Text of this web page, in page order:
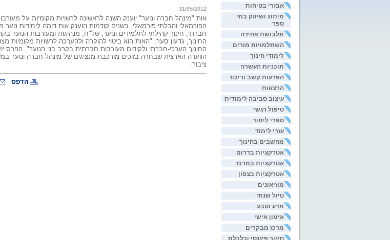
אבזרי בטיחות
מיתוג ושיווק בתי
ספר
תלבושת אחידה
השתלמויות מורים
לימודי חינוך
תוכניות העשרה
הפרעות קשב וריכוז
הרצאות
עיצוב סביבה לימודית
טיפול רגשי
ספרי לימוד
עזרי לימוד
מחשבים בחינוך
אטרקציות בדרום
אטרקציות במרכז
אטרקציות בצפון
מוזיאונים
טיול שנתי
מדע וטבע
אימון אישי
מרכז מבקרים
חינוך פיננסי וכלכלת
31/05/2012
אות "מינהל חברה ונוער" יוענק השנה לראשונה לרשויות מקומיות על
הפורמאלי והבלתי פורמאלי. בשנים קודמות הוענק אות דומה ליחידות נוער
חברתי, חינוך קהילתי לתלמידים ונוער, של"ח, מנהיגות ומעורבות הנוער
החינוך, גדעון סער: "האות הוא ביטוי להוקרה ולהערכה לרשויות מקומיות
הוועדה הארצית שבחרה בזוכים מורכבת מנציגים של מינהל חברה ונוער
ציבור.
הדפס